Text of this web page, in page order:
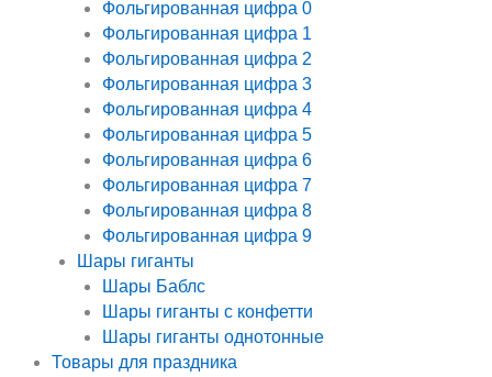
Фольгированная цифра 0
Фольгированная цифра 1
Фольгированная цифра 2
Фольгированная цифра 3
Фольгированная цифра 4
Фольгированная цифра 5
Фольгированная цифра 6
Фольгированная цифра 7
Фольгированная цифра 8
Фольгированная цифра 9
Шары гиганты
Шары Баблс
Шары гиганты с конфетти
Шары гиганты однотонные
Товары для праздника